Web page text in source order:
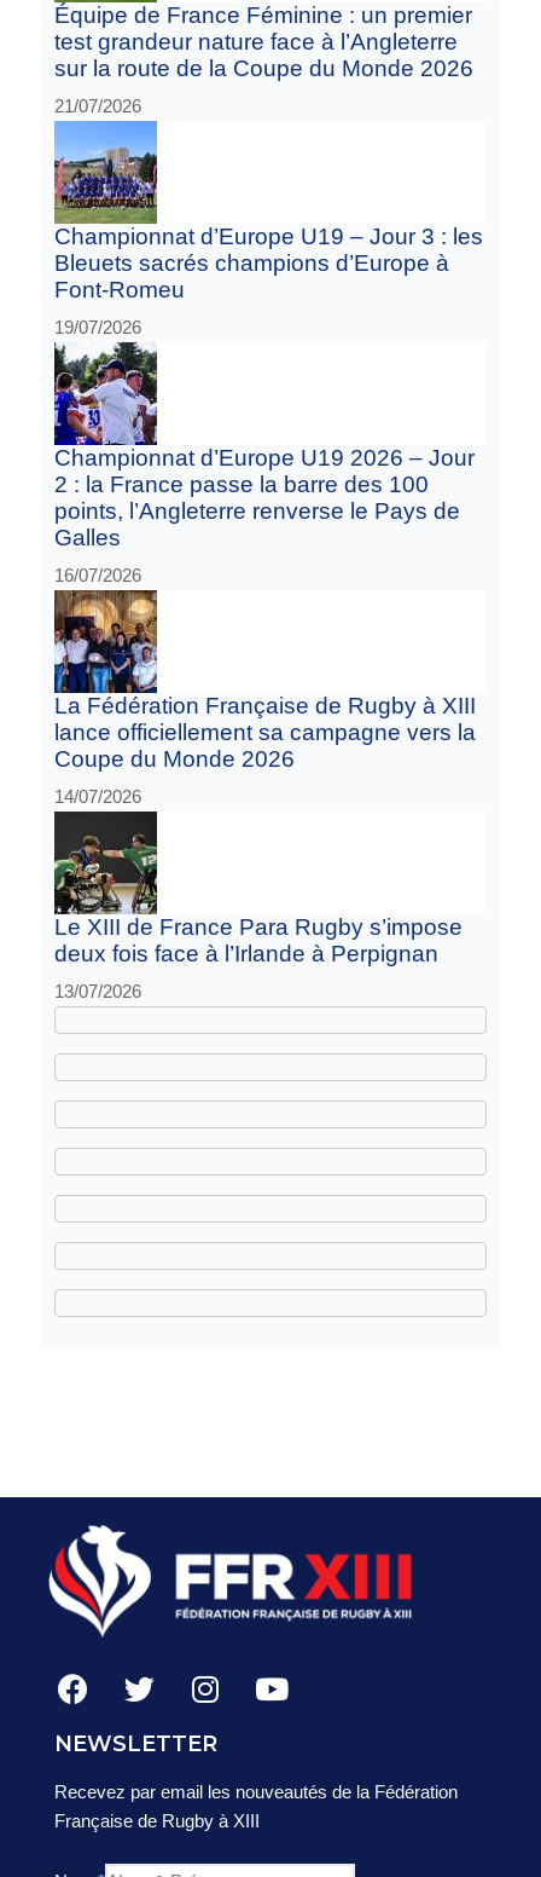
Équipe de France Féminine : un premier
test grandeur nature face à l’Angleterre
sur la route de la Coupe du Monde 2026
21/07/2026
Championnat d’Europe U19 – Jour 3 : les
Bleuets sacrés champions d’Europe à
Font-Romeu
19/07/2026
Championnat d’Europe U19 2026 – Jour
2 : la France passe la barre des 100
points, l’Angleterre renverse le Pays de
Galles
16/07/2026
La Fédération Française de Rugby à XIII
lance officiellement sa campagne vers la
Coupe du Monde 2026
14/07/2026
Le XIII de France Para Rugby s’impose
deux fois face à l’Irlande à Perpignan
13/07/2026
NEWSLETTER
Recevez par email les nouveautés de la Fédération
Française de Rugby à XIII